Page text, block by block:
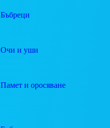
Бъбреци
Очи и уши
Памет и оросяване